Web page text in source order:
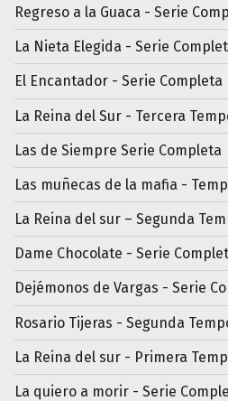
Regreso a la Guaca - Serie
La Nieta Elegida - Serie
El Encantador - Serie Completa
La Reina del Sur - Tercera
Las de Siempre Serie Completa
Las muñecas de la mafia -
La Reina del sur – Segunda
Dame Chocolate - Serie
Dejémonos de Vargas - Serie
Rosario Tijeras - Segunda
La Reina del sur - Primera
La quiero a morir - Serie